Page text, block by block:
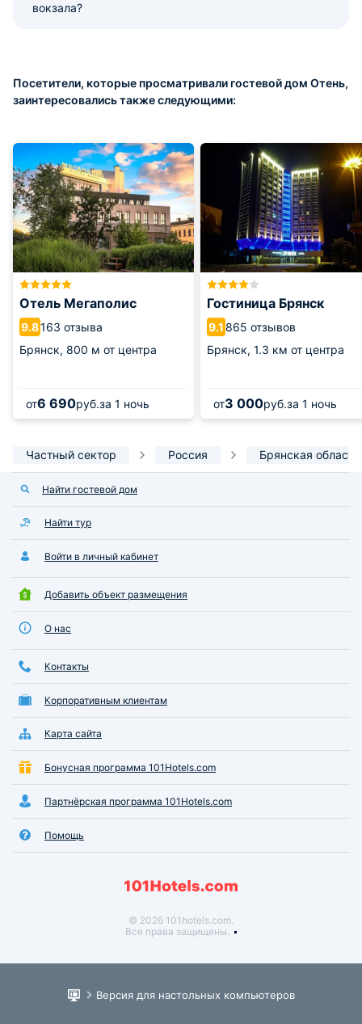
вокзала?
Посетители, которые просматривали гостевой дом Отень,
заинтересовались также следующими:
Отель Мегаполис
9.8163 отзыва
Брянск, 800 м от центра
от6 690руб.за 1 ночь
Гостиница Брянск
9.1865 отзывов
Брянск, 1.3 км от центра
от3 000руб.за 1 ночь
Частный сектор Россия Брянская область
Найти гостевой дом
Найти тур
Войти в личный кабинет
Добавить объект размещения
О нас
Контакты
Корпоративным клиентам
Карта сайта
Бонусная программа 101Hotels.com
Партнёрская программа 101Hotels.com
Помощь
© 2026 101hotels.com.
Все права защищены.
Версия для настольных компьютеров